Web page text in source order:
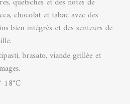
chocolat et tabac avec des
bien intégrés et des senteurs de
brasato, viande grillée et
18°C